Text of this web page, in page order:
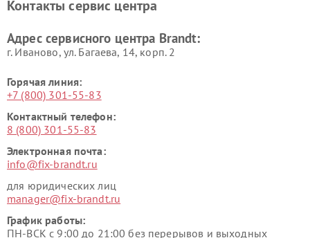
Контакты сервис центра
Адрес сервисного центра Brandt:
г. Иваново, ул. Багаева, 14, корп. 2
Горячая линия:
+7 (800) 301-55-83
Контактный телефон:
8 (800) 301-55-83
Электронная почта:
info@fix-brandt.ru
для юридических лиц
manager@fix-brandt.ru
График работы:
ПН-ВСК с 9:00 до 21:00 без перерывов и выходных